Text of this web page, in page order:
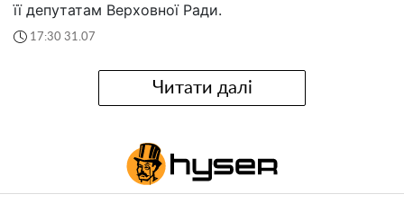
її депутатам Верховної Ради.
17:30 31.07
Читати далі